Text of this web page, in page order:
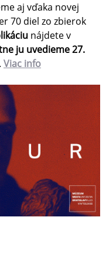
aj vďaka novej
70 diel zo zbierok
nájdete v
ju uvedieme 27.
Viac info